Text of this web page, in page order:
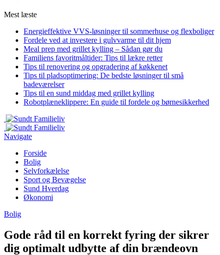
Mest læste
Energieffektive VVS-løsninger til sommerhuse og flexboliger
Fordele ved at investere i gulvvarme til dit hjem
Meal prep med grillet kylling – Sådan gør du
Familiens favoritmåltider: Tips til lækre retter
Tips til renovering og opgradering af køkkenet
Tips til pladsoptimering: De bedste løsninger til små
badeværelser
Tips til en sund middag med grillet kylling
Robotplæneklippere: En guide til fordele og børnesikkerhed
Navigate
Forside
Bolig
Selvforkælelse
Sport og Bevægelse
Sund Hverdag
Økonomi
Bolig
Gode råd til en korrekt fyring der sikrer
dig optimalt udbytte af din brændeovn